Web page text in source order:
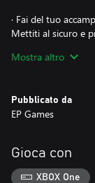
· Fai del tuo
Mettiti al sicuro e
delle tue colture e
· Non abbassare la
Aiuta e impara
con cautela.
Protettori per
Mostra altro
Pubblicato da
EP Games
Gioca con
XBOX One